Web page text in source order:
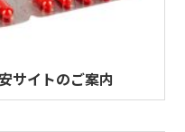
サイトのご案内